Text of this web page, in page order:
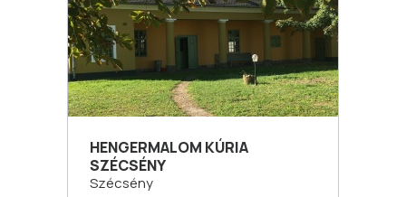
HENGERMALOM KÚRIA
SZÉCSÉNY
Szécsény